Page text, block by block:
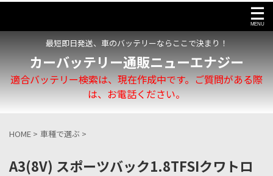
最短即日発送、車のバッテリーならここで決まり！
カーバッテリー通販ニューエナジー
適合バッテリー検索は、現在作成中です。ご質問がある際
は、お電話ください。
HOME > 車種で選ぶ >
A3(8V) スポーツバック1.8TFSIクワトロ